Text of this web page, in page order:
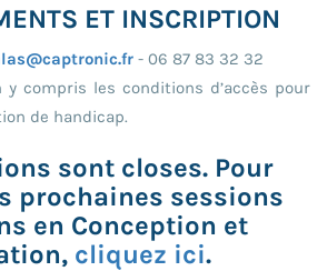
ET INSCRIPTION
- 06 87 83 32 32
y compris les conditions d’accès pour
de handicap.
sont closes. Pour
prochaines sessions
en Conception et
cliquez ici.